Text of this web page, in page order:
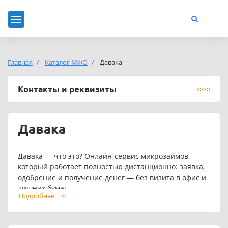
Главная Каталог МФО Давака
Контакты и реквизиты
Давака
Давака — что это? Онлайн-сервис микрозаймов,
который работает полностью дистанционно: заявка,
одобрение и получение денег — без визита в офис и
лишних бумаг.
8-804-700-66-90.
Подробнее